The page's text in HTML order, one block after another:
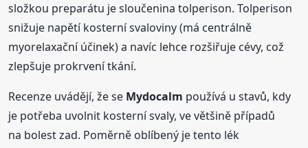
složkou preparátu je sloučenina tolperison. Tolperison
snižuje napětí kosterní svaloviny (má centrálně
myorelaxační účinek) a navíc lehce rozšiřuje cévy, což
zlepšuje prokrvení tkání.
Recenze uvádějí, že se Mydocalm používá u stavů, kdy
je potřeba uvolnit kosterní svaly, ve většině případů
na bolest zad. Poměrně oblíbený je tento lék